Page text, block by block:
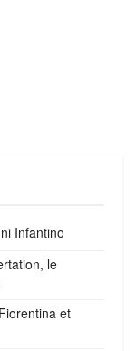
Infantino
le
et